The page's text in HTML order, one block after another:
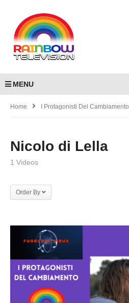
MENU
Home I Protagonisti Del Cambiamento
Nicolo di Lella
1 Videos
Order By